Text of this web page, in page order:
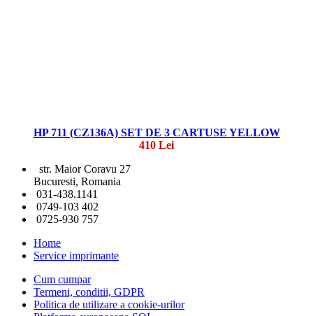
HP 711 (CZ136A) SET DE 3 CARTUSE YELLOW
410 Lei
str. Maior Coravu 27
Bucuresti, Romania
031-438.1141
0749-103 402
0725-930 757
Home
Service imprimante
Cum cumpar
Termeni, conditii, GDPR
Politica de utilizare a cookie-urilor